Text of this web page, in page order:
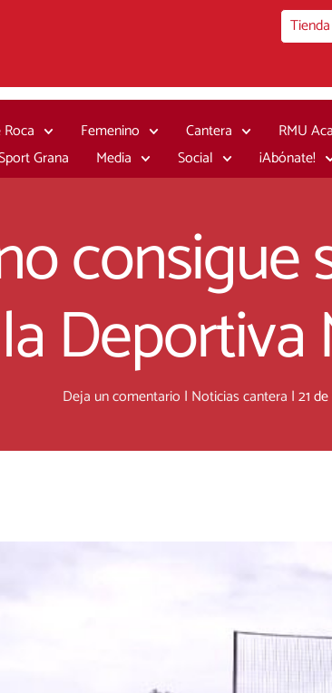
Femenino Cantera RMU
Grana
Media Social ¡Abónate!
consigue
Deportiva
Deja un comentario | Noticias cantera |21